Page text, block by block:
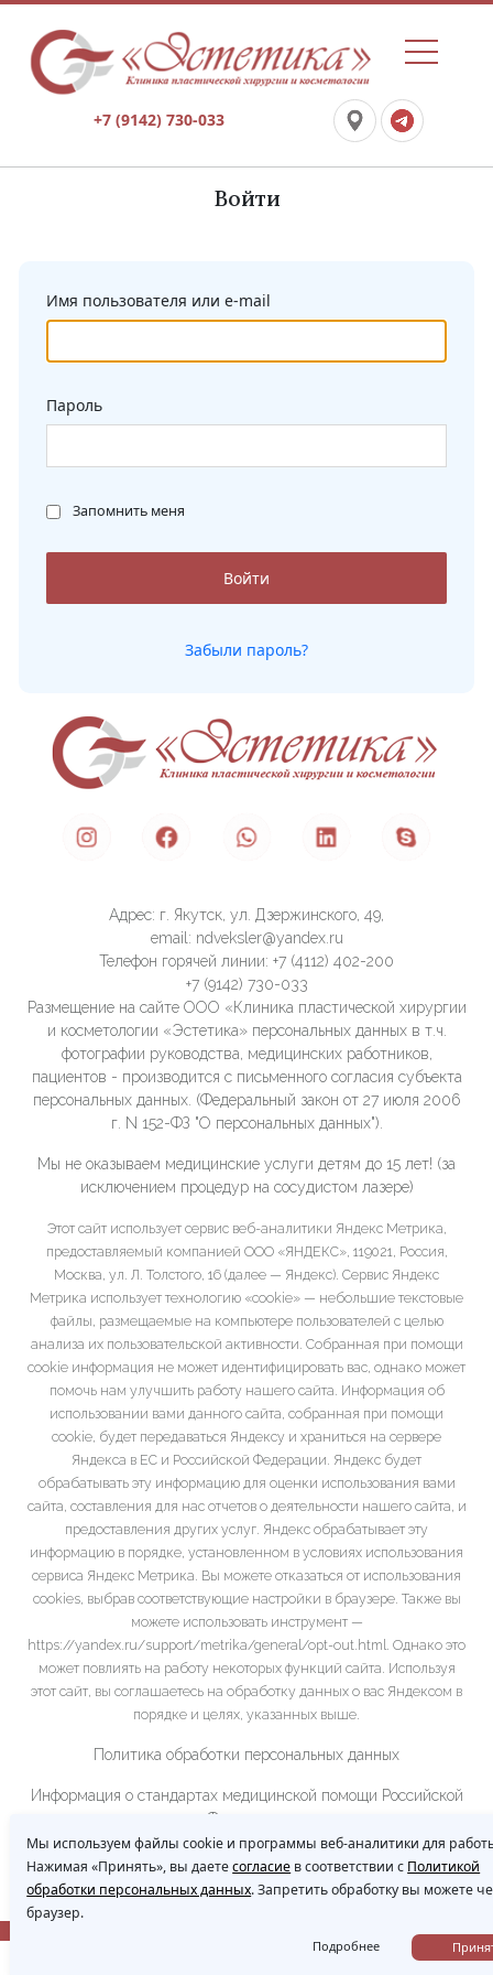
+7 (9142) 730-033
Войти
Имя пользователя или e-mail
Пароль
Запомнить меня
Забыли пароль?
Адрес: г. Якутск, ул. Дзержинского, 49,
email: ndveksler@yandex.ru
Телефон горячей линии: +7 (4112) 402-200
+7 (9142) 730-033
Размещение на сайте ООО «Клиника пластической хирургии
и косметологии «Эстетика» персональных данных в т.ч.
фотографии руководства, медицинских работников,
пациентов - производится с письменного согласия субъекта
персональных данных. (Федеральный закон от 27 июля 2006
г. N 152-ФЗ "О персональных данных").
Мы не оказываем медицинские услуги детям до 15 лет! (за
исключением процедур на сосудистом лазере)
Этот сайт использует сервис веб-аналитики Яндекс Метрика,
предоставляемый компанией ООО «ЯНДЕКС», 119021, Россия,
Москва, ул. Л. Толстого, 16 (далее — Яндекс). Сервис Яндекс
Метрика использует технологию «cookie» — небольшие текстовые
файлы, размещаемые на компьютере пользователей с целью
анализа их пользовательской активности. Собранная при помощи
cookie информация не может идентифицировать вас, однако может
помочь нам улучшить работу нашего сайта. Информация об
использовании вами данного сайта, собранная при помощи
cookie, будет передаваться Яндексу и храниться на сервере
Яндекса в ЕС и Российской Федерации. Яндекс будет
обрабатывать эту информацию для оценки использования вами
сайта, составления для нас отчетов о деятельности нашего сайта, и
предоставления других услуг. Яндекс обрабатывает эту
информацию в порядке, установленном в условиях использования
сервиса Яндекс Метрика. Вы можете отказаться от использования
cookies, выбрав соответствующие настройки в браузере. Также вы
можете использовать инструмент —
https://yandex.ru/support/metrika/general/opt-out.html. Однако это
может повлиять на работу некоторых функций сайта. Используя
этот сайт, вы соглашаетесь на обработку данных о вас Яндексом в
порядке и целях, указанных выше.
Политика обработки персональных данных
Информация о стандартах медицинской помощи Российской
Федерации
Рубрикатор клинических рекомендаций Минздрава
Российской Федерации:
сайт создан ООО «ЭЙФОС». Информационные технологии
Мы используем файлы cookie и программы веб-аналитики для
Нажимая «Принять», вы даетесогласие в соответствии с Политикой
обработки персональных данных. Запретить обработку вы можете
браузер.
Подробнее